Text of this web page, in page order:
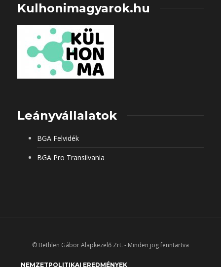
Kulhonimagyarok.hu
Leányvállalatok
BGA Felvidék
BGA Pro Transilvania
© Bethlen Gábor Alapkezelő Zrt. - Minden jog fenntartva
NEMZETPOLITIKAI EREDMÉNYEK